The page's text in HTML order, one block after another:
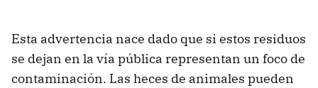
Esta advertencia nace dado que si estos residuos
se dejan en la vía pública representan un foco de
contaminación. Las heces de animales pueden